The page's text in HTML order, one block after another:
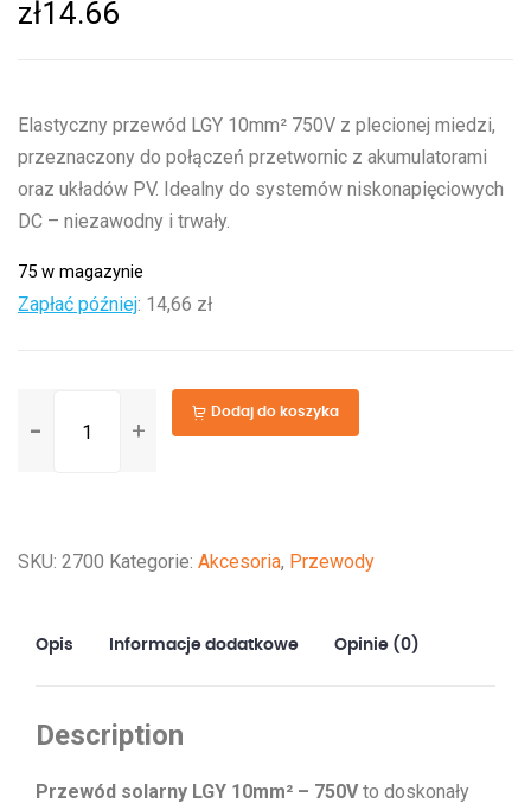
zł14.66
Elastyczny przewód LGY 10mm² 750V z plecionej miedzi,
przeznaczony do połączeń przetwornic z akumulatorami
oraz układów PV. Idealny do systemów niskonapięciowych
DC – niezawodny i trwały.
75 w magazynie
Zapłać później: 14,66 zł
LGY
Dodaj do koszyka
SKU: 2700 Kategorie: Akcesoria, Przewody
Opis Informacje dodatkowe Opinie (0)
Description
Przewód solarny LGY 10mm² – 750Vto doskonały